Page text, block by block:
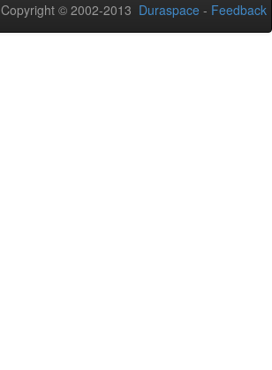
Copyright © 2002-2013 Duraspace - Feedback